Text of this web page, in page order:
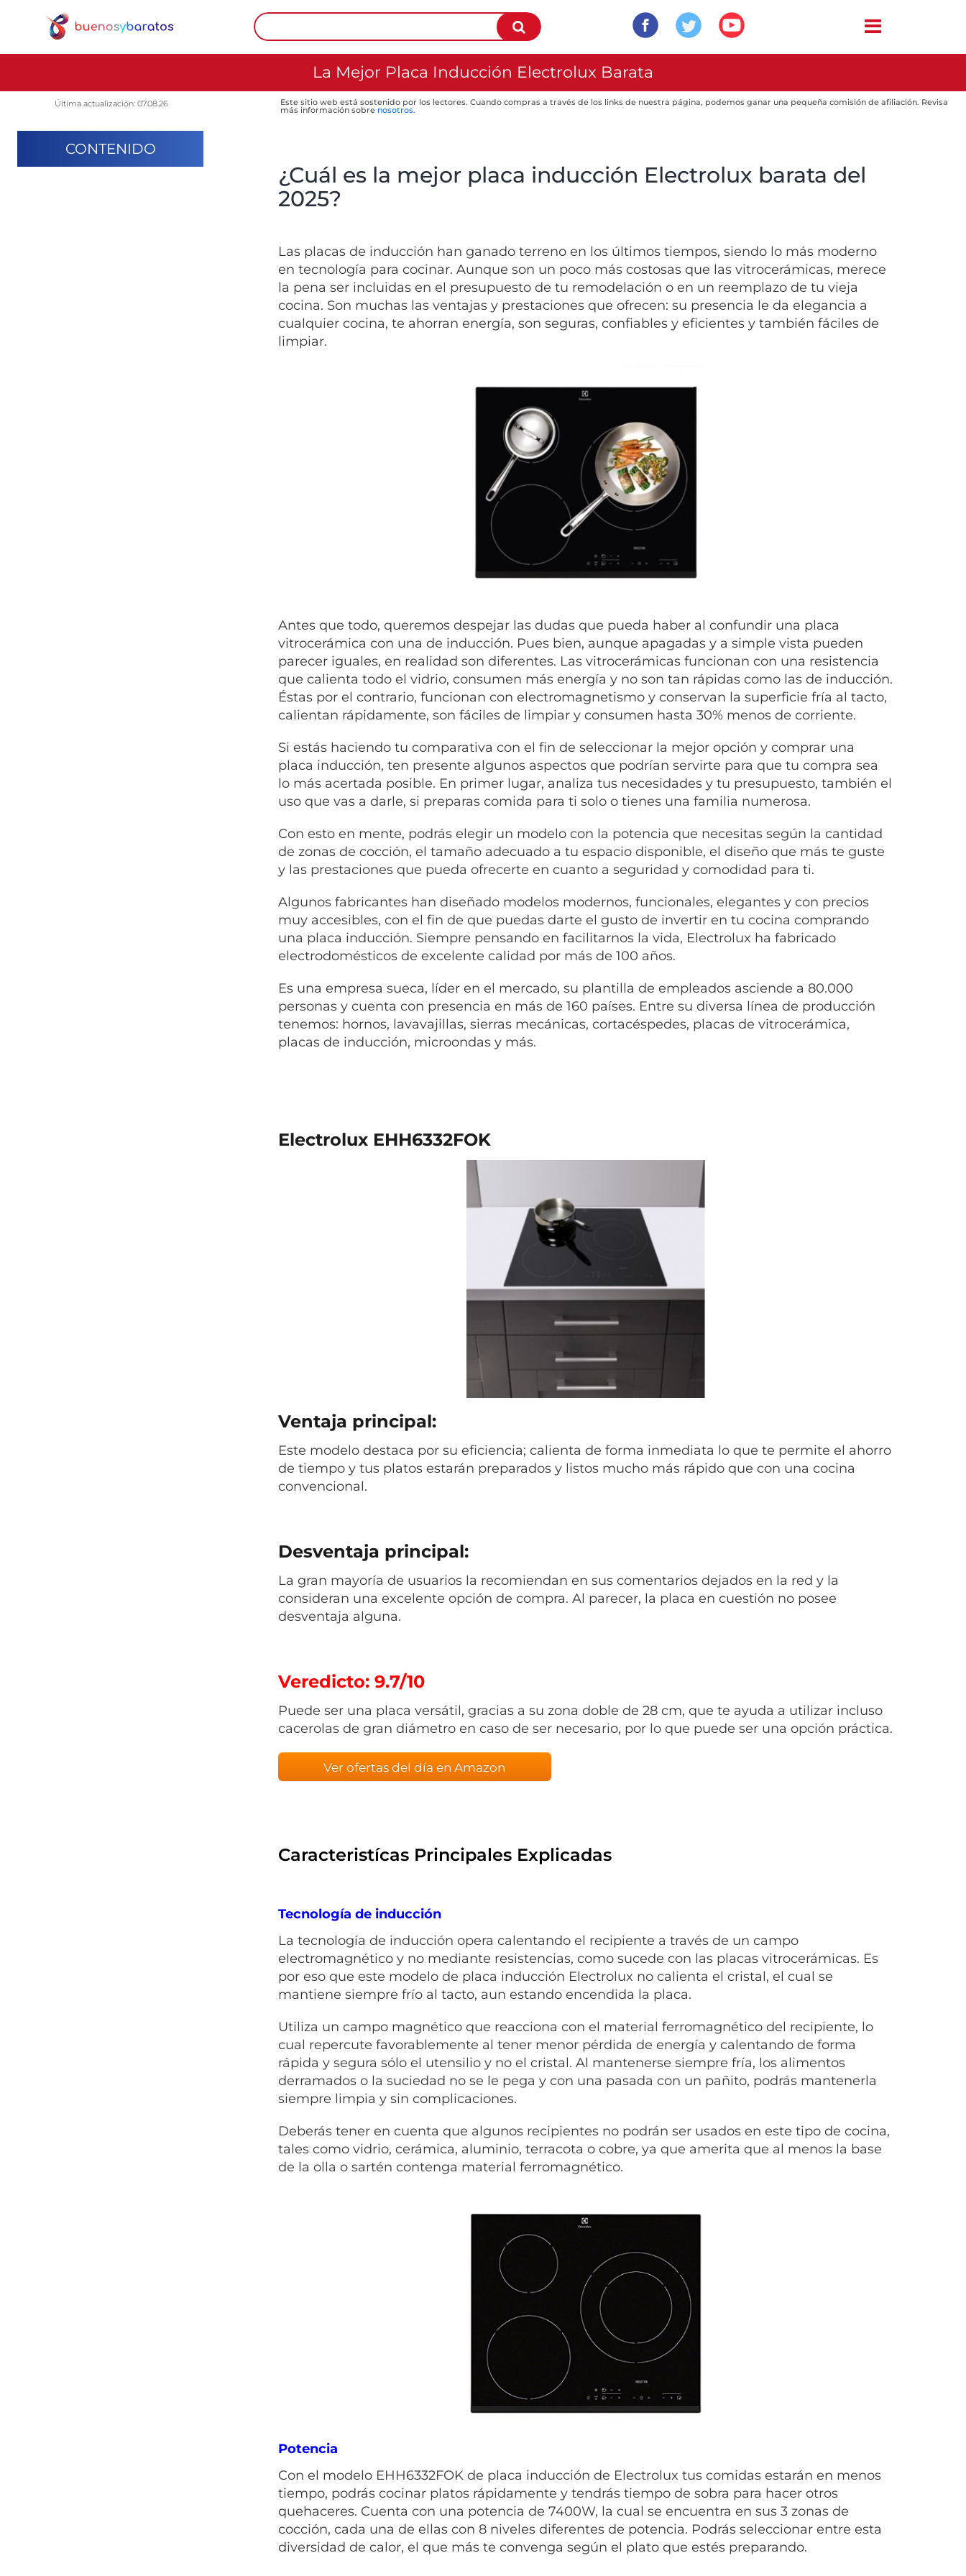
La Mejor Placa Inducción Electrolux Barata
Última actualización: 07.08.26 Este sitio web está sostenido por los lectores. Cuando compras a través de los links de nuestra página, podemos ganar una pequeña comisión de afiliación. Revisa
más información sobre nosotros.
CONTENIDO
¿Cuál es la mejor placa inducción Electrolux barata del
2025?
Las placas de inducción han ganado terreno en los últimos tiempos, siendo lo más moderno
en tecnología para cocinar. Aunque son un poco más costosas que las vitrocerámicas, merece
la pena ser incluidas en el presupuesto de tu remodelación o en un reemplazo de tu vieja
cocina. Son muchas las ventajas y prestaciones que ofrecen: su presencia le da elegancia a
cualquier cocina, te ahorran energía, son seguras, confiables y eficientes y también fáciles de
limpiar.
Antes que todo, queremos despejar las dudas que pueda haber al confundir una placa
vitrocerámica con una de inducción. Pues bien, aunque apagadas y a simple vista pueden
parecer iguales, en realidad son diferentes. Las vitrocerámicas funcionan con una resistencia
que calienta todo el vidrio, consumen más energía y no son tan rápidas como las de inducción.
Éstas por el contrario, funcionan con electromagnetismo y conservan la superficie fría al tacto,
calientan rápidamente, son fáciles de limpiar y consumen hasta 30% menos de corriente.
Si estás haciendo tu comparativa con el fin de seleccionar la mejor opción y comprar una
placa inducción, ten presente algunos aspectos que podrían servirte para que tu compra sea
lo más acertada posible. En primer lugar, analiza tus necesidades y tu presupuesto, también el
uso que vas a darle, si preparas comida para ti solo o tienes una familia numerosa.
Con esto en mente, podrás elegir un modelo con la potencia que necesitas según la cantidad
de zonas de cocción, el tamaño adecuado a tu espacio disponible, el diseño que más te guste
y las prestaciones que pueda ofrecerte en cuanto a seguridad y comodidad para ti.
Algunos fabricantes han diseñado modelos modernos, funcionales, elegantes y con precios
muy accesibles, con el fin de que puedas darte el gusto de invertir en tu cocina comprando
una placa inducción. Siempre pensando en facilitarnos la vida, Electrolux ha fabricado
electrodomésticos de excelente calidad por más de 100 años.
Es una empresa sueca, líder en el mercado, su plantilla de empleados asciende a 80.000
personas y cuenta con presencia en más de 160 países. Entre su diversa línea de producción
tenemos: hornos, lavavajillas, sierras mecánicas, cortacéspedes, placas de vitrocerámica,
placas de inducción, microondas y más.
Electrolux EHH6332FOK
Ventaja principal:
Este modelo destaca por su eficiencia; calienta de forma inmediata lo que te permite el ahorro
de tiempo y tus platos estarán preparados y listos mucho más rápido que con una cocina
convencional.
Desventaja principal:
La gran mayoría de usuarios la recomiendan en sus comentarios dejados en la red y la
consideran una excelente opción de compra. Al parecer, la placa en cuestión no posee
desventaja alguna.
Veredicto: 9.7/10
Puede ser una placa versátil, gracias a su zona doble de 28 cm, que te ayuda a utilizar incluso
cacerolas de gran diámetro en caso de ser necesario, por lo que puede ser una opción práctica.
Ver ofertas del día en Amazon
Caracteristícas Principales Explicadas
Tecnología de inducción
La tecnología de inducción opera calentando el recipiente a través de un campo
electromagnético y no mediante resistencias, como sucede con las placas vitrocerámicas. Es
por eso que este modelo de placa inducción Electrolux no calienta el cristal, el cual se
mantiene siempre frío al tacto, aun estando encendida la placa.
Utiliza un campo magnético que reacciona con el material ferromagnético del recipiente, lo
cual repercute favorablemente al tener menor pérdida de energía y calentando de forma
rápida y segura sólo el utensilio y no el cristal. Al mantenerse siempre fría, los alimentos
derramados o la suciedad no se le pega y con una pasada con un pañito, podrás mantenerla
siempre limpia y sin complicaciones.
Deberás tener en cuenta que algunos recipientes no podrán ser usados en este tipo de cocina,
tales como vidrio, cerámica, aluminio, terracota o cobre, ya que amerita que al menos la base
de la olla o sartén contenga material ferromagnético.
Potencia
Con el modelo EHH6332FOK de placa inducción de Electrolux tus comidas estarán en menos
tiempo, podrás cocinar platos rápidamente y tendrás tiempo de sobra para hacer otros
quehaceres. Cuenta con una potencia de 7400W, la cual se encuentra en sus 3 zonas de
cocción, cada una de ellas con 8 niveles diferentes de potencia. Podrás seleccionar entre esta
diversidad de calor, el que más te convenga según el plato que estés preparando.